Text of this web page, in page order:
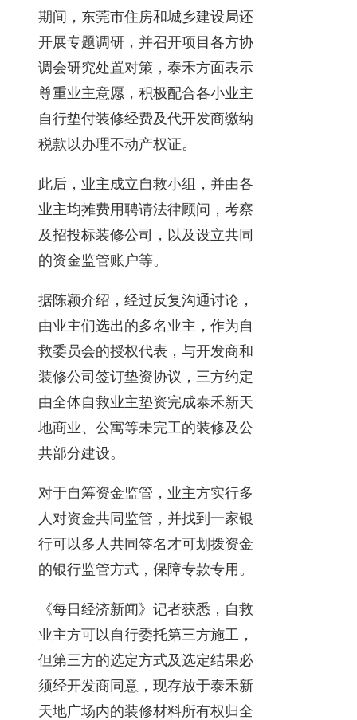
期间，东莞市住房和城乡建设局还
开展专题调研，并召开项目各方协
调会研究处置对策，泰禾方面表示
尊重业主意愿，积极配合各小业主
自行垫付装修经费及代开发商缴纳
税款以办理不动产权证。
此后，业主成立自救小组，并由各
业主均摊费用聘请法律顾问，考察
及招投标装修公司，以及设立共同
的资金监管账户等。
据陈颖介绍，经过反复沟通讨论，
由业主们选出的多名业主，作为自
救委员会的授权代表，与开发商和
装修公司签订垫资协议，三方约定
由全体自救业主垫资完成泰禾新天
地商业、公寓等未完工的装修及公
共部分建设。
对于自筹资金监管，业主方实行多
人对资金共同监管，并找到一家银
行可以多人共同签名才可划拨资金
的银行监管方式，保障专款专用。
《每日经济新闻》记者获悉，自救
业主方可以自行委托第三方施工，
但第三方的选定方式及选定结果必
须经开发商同意，现存放于泰禾新
天地广场内的装修材料所有权归全